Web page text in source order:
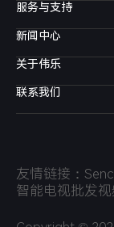
服务与支持
新闻中心
关于伟乐
联系我们
友情链接：
智能电视批发